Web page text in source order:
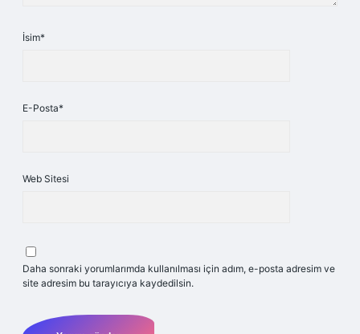
İsim*
E-Posta*
Web Sitesi
Daha sonraki yorumlarımda kullanılması için adım, e-posta adresim ve
site adresim bu tarayıcıya kaydedilsin.